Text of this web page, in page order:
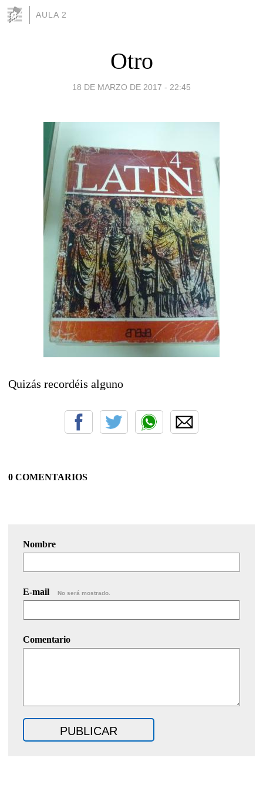
AULA 2
Otro
18 DE MARZO DE 2017 - 22:45
Quizás recordéis alguno
0 COMENTARIOS
Nombre
E-mail No será mostrado.
Comentario